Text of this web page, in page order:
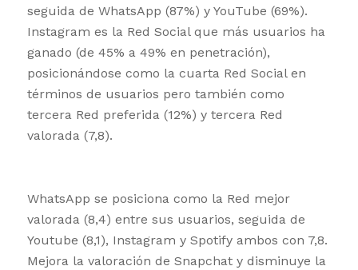
seguida de WhatsApp (87%) y YouTube (69%).
Instagram es la Red Social que más usuarios ha
ganado (de 45% a 49% en penetración),
posicionándose como la cuarta Red Social en
términos de usuarios pero también como
tercera Red preferida (12%) y tercera Red
valorada (7,8).
WhatsApp se posiciona como la Red mejor
valorada (8,4) entre sus usuarios, seguida de
Youtube (8,1), Instagram y Spotify ambos con 7,8.
Mejora la valoración de Snapchat y disminuye la